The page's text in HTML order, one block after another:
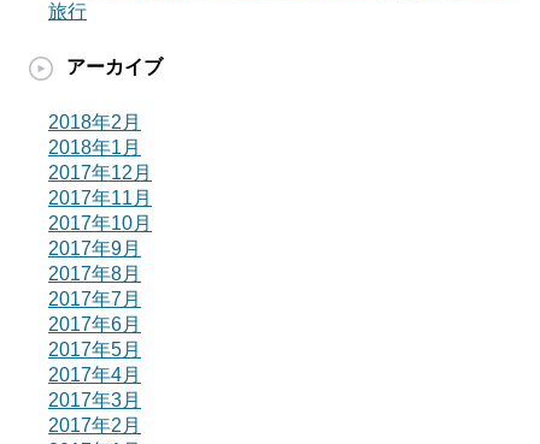
旅行
アーカイブ
2018年2月
2018年1月
2017年12月
2017年11月
2017年10月
2017年9月
2017年8月
2017年7月
2017年6月
2017年5月
2017年4月
2017年3月
2017年2月